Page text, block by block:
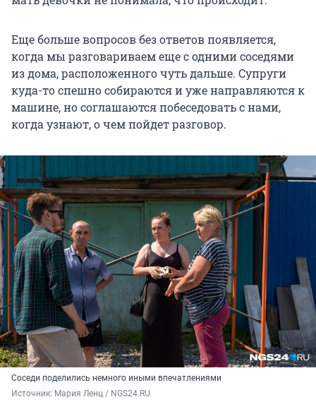
Еще больше вопросов без ответов появляется,
когда мы разговариваем еще с одними соседями
из дома, расположенного чуть дальше. Супруги
куда-то спешно собираются и уже направляются к
машине, но соглашаются побеседовать с нами,
когда узнают, о чем пойдет разговор.
Соседи поделились немного иными впечатлениями
Источник: Мария Ленц / NGS24.RU